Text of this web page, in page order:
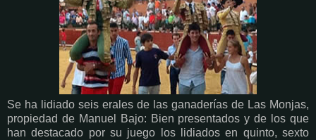
Se ha lidiado seis erales de las ganaderías de Las Monjas,
propiedad de Manuel Bajo: Bien presentados y de los que
han destacado por su juego los lidiados en quinto, sexto